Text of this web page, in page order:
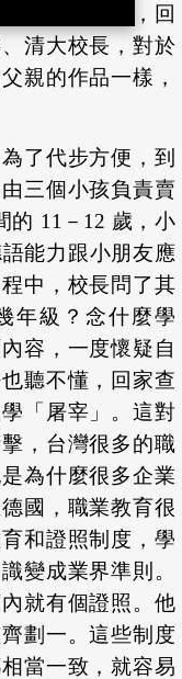
德國、美國，回
清大校長，對於
親的作品一樣，
了代步方便，到
三個小孩負責賣
的 11－12 歲，小
能力跟小朋友應
中，校長問了其
年級？念什麼學
容，一度懷疑自
聽不懂，回家查
「屠宰」。這對
，台灣很多的職
為什麼很多企業
國，職業教育很
和證照制度，學
變成業界準則。
就有個證照。他
劃一。這些制度
當一致，就容易